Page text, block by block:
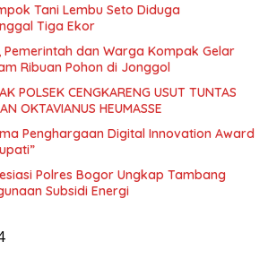
Tani Lembu Seto Diduga
Tiga Ekor
Pemerintah dan Warga Kompak Gelar
Ribuan Pohon di Jonggol
POLSEK CENGKARENG USUT TUNTAS
OKTAVIANUS HEUMASSE
Penghargaan Digital Innovation Award
Polres Bogor Ungkap Tambang
Subsidi Energi